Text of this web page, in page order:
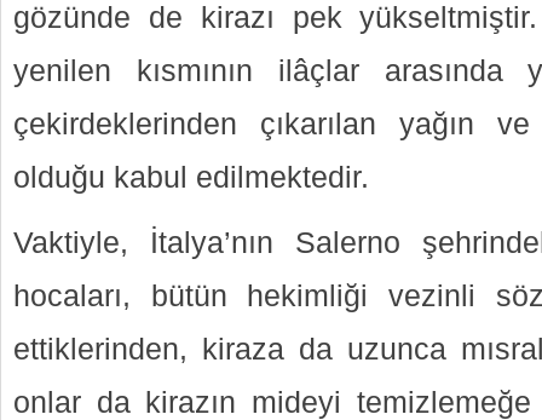
gözünde de kirazı pek
yenilen kısmının ilâçlar arasında
çekirdeklerinden çıkarılan yağın
olduğu kabul edilmektedir.
Vaktiyle, İtalya’nın Salerno
hocaları, bütün hekimliği vezinli
ettiklerinden, kiraza da uzunca
onlar da kirazın mideyi temizlemeğe